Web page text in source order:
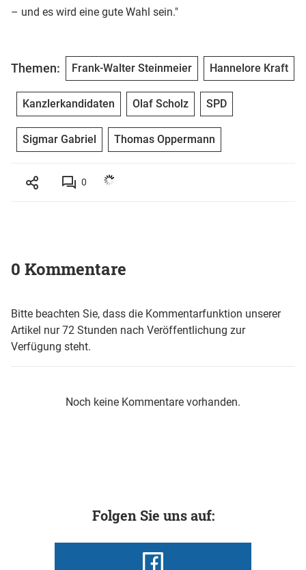
– und es wird eine gute Wahl sein."
Themen: Frank-Walter Steinmeier Hannelore Kraft
Kanzlerkandidaten Olaf Scholz SPD
Sigmar Gabriel Thomas Oppermann
0
0 Kommentare
Bitte beachten Sie, dass die Kommentarfunktion unserer
Artikel nur 72 Stunden nach Veröffentlichung zur
Verfügung steht.
Noch keine Kommentare vorhanden.
Folgen Sie uns auf: